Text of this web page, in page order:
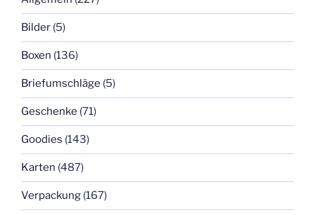
Bilder (5)
Boxen (136)
Briefumschläge (5)
Geschenke (71)
Goodies (143)
Karten (487)
Verpackung (167)